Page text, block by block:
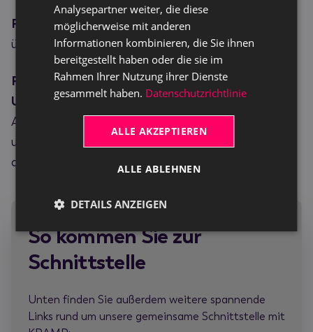
Für unsere SaaS-Kunden:Die Schnittstelle kann
über imAppSource heruntergeladenwerden.
Für unseren Kunden außerhalb der SaaS-
Umgebung:Sprechen Sie einfach Ihren oder Ihre
Ansprechpartner*in bei TRASER an - wir
unterstützen Sie gern dabei, die Schnittstelle
anzubinden.
So kommen Sie zur
Schnittstelle
Unten finden Sie außerdem weitere spannende
Links rund um unsere gemeinsame Schnittstelle mit
Analysepartner weiter, die diese
möglicherweise mit anderen
Informationen kombinieren, die Sie ihnen
bereitgestellt haben oder die sie im
Rahmen Ihrer Nutzung ihrer Dienste
gesammelt haben. Datenschutzrichtlinie
ALLE AKZEPTIEREN
ALLE ABLEHNEN
DETAILS ANZEIGEN